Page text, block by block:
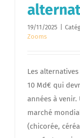
19/11/2025
Zooms
Les
10 Md€ qui
années à venir.
marché
(chicorée,